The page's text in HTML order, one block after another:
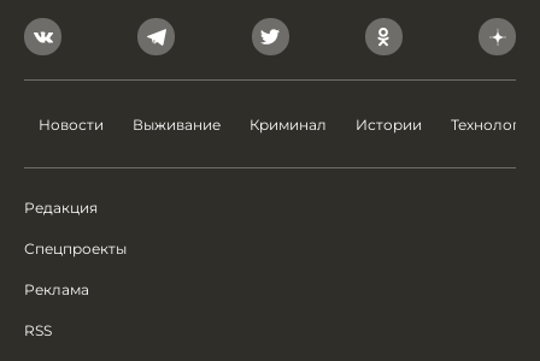
Новости Выживание Криминал Истории Технологии
Редакция
Спецпроекты
Реклама
RSS